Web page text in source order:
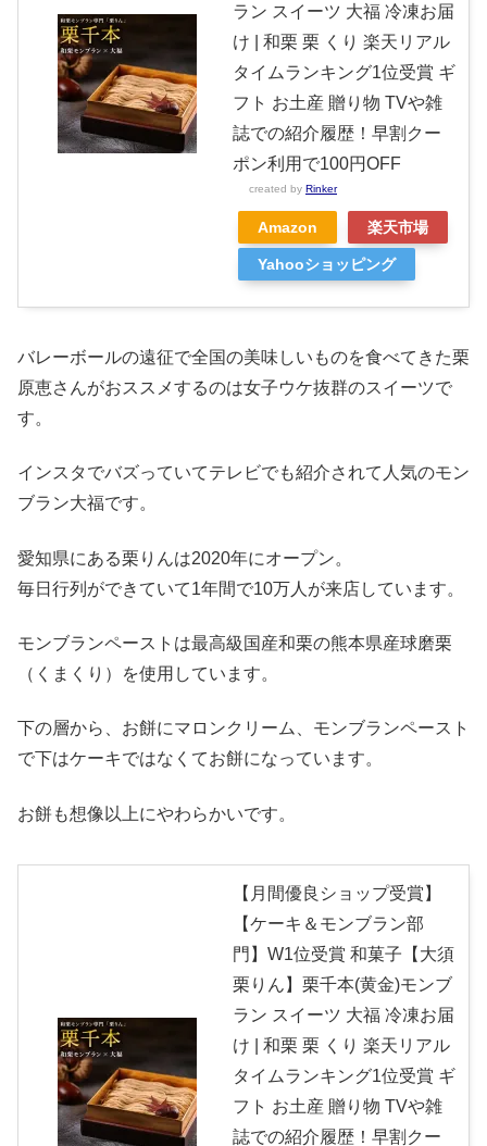
ラン スイーツ 大福 冷凍お届
け | 和栗 栗 くり 楽天リアル
タイムランキング1位受賞 ギ
フト お土産 贈り物 TVや雑
誌での紹介履歴！早割クー
ポン利用で100円OFF
created by Rinker
Amazon 楽天市場
Yahooショッピング
バレーボールの遠征で全国の美味しいものを食べてきた栗
原恵さんがおススメするのは女子ウケ抜群のスイーツで
す。
インスタでバズっていてテレビでも紹介されて人気のモン
ブラン大福です。
愛知県にある栗りんは2020年にオープン。
毎日行列ができていて1年間で10万人が来店しています。
モンブランペーストは最高級国産和栗の熊本県産球磨栗
（くまくり）を使用しています。
下の層から、お餅にマロンクリーム、モンブランペースト
で下はケーキではなくてお餅になっています。
お餅も想像以上にやわらかいです。
【月間優良ショップ受賞】
【ケーキ＆モンブラン部
門】W1位受賞 和菓子【大須
栗りん】栗千本(黄金)モンブ
ラン スイーツ 大福 冷凍お届
け | 和栗 栗 くり 楽天リアル
タイムランキング1位受賞 ギ
フト お土産 贈り物 TVや雑
誌での紹介履歴！早割クー